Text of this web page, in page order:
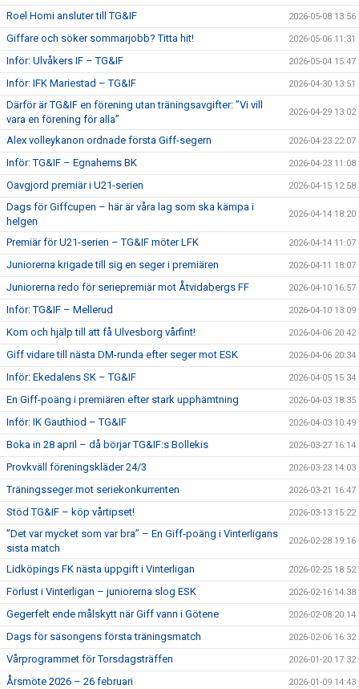
Roel Homi ansluter till TG&IF 2026-05-08 13:56
Giffare och söker sommarjobb? Titta hit! 2026-05-06 11:31
Inför: Ulvåkers IF – TG&IF 2026-05-04 15:47
Inför: IFK Mariestad – TG&IF 2026-04-30 13:51
Därför är TG&IF en förening utan träningsavgifter: ”Vi vill
vara en förening för alla”
2026-04-29 13:02
Alex volleykanon ordnade första Giff-segern 2026-04-23 22:07
Inför: TG&IF – Egnahems BK 2026-04-23 11:08
Oavgjord premiär i U21-serien 2026-04-15 12:58
Dags för Giffcupen – här är våra lag som ska kämpa i
helgen
2026-04-14 18:20
Premiär för U21-serien – TG&IF möter LFK 2026-04-14 11:07
Juniorerna krigade till sig en seger i premiären 2026-04-11 18:07
Juniorerna redo för seriepremiär mot Åtvidabergs FF 2026-04-10 16:57
Inför: TG&IF – Mellerud 2026-04-10 13:09
Kom och hjälp till att få Ulvesborg vårfint! 2026-04-06 20:42
Giff vidare till nästa DM-runda efter seger mot ESK 2026-04-06 20:34
Inför: Ekedalens SK – TG&IF 2026-04-05 15:34
En Giff-poäng i premiären efter stark upphämtning 2026-04-03 18:35
Inför: IK Gauthiod – TG&IF 2026-04-03 10:49
Boka in 28 april – då börjar TG&IF:s Bollekis 2026-03-27 16:14
Provkväll föreningskläder 24/3 2026-03-23 14:03
Träningsseger mot seriekonkurrenten 2026-03-21 16:47
Stöd TG&IF – köp vårtipset! 2026-03-13 15:22
”Det var mycket som var bra” – En Giff-poäng i Vinterligans
sista match
2026-02-28 19:16
Lidköpings FK nästa uppgift i Vinterligan 2026-02-25 18:52
Förlust i Vinterligan – juniorerna slog ESK 2026-02-16 14:38
Gegerfelt ende målskytt när Giff vann i Götene 2026-02-08 20:14
Dags för säsongens första träningsmatch 2026-02-06 16:32
Vårprogrammet för Torsdagsträffen 2026-01-20 17:32
Årsmöte 2026 – 26 februari 2026-01-09 14:43